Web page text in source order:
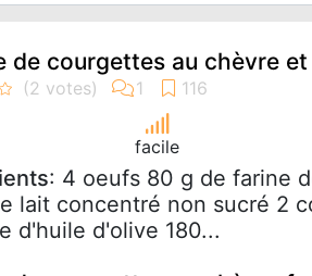
de courgettes au chèvre
facile
: 4 oeufs 80 g de farine
lait concentré non sucré 2
d'huile d'olive 180...